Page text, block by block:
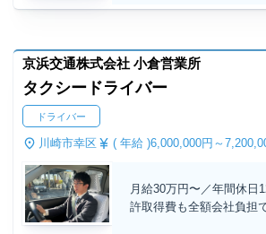
京浜交通株式会社 小倉営業所
タクシードライバー
ドライバー
川崎市幸区 ( 年給 )6,000,000円～
月給30万円〜／年間休日
許取得費も全額会社負担